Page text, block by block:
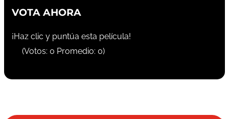
VOTA AHORA
¡Haz clic y puntúa esta película!
(Votos: 0 Promedio: 0)